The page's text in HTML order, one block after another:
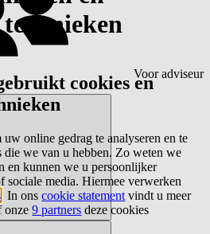
Voor adviseur
cookies en
online gedrag te analyseren en te
die we van u hebben. Zo weten we
en kunnen we u persoonlijker
sociale media. Hiermee verwerken
. In onscookie statement vindt u meer
onze9 partners deze cookies